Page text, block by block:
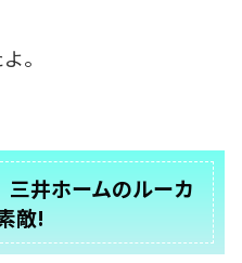
。
井ホームのルーカ
敵!